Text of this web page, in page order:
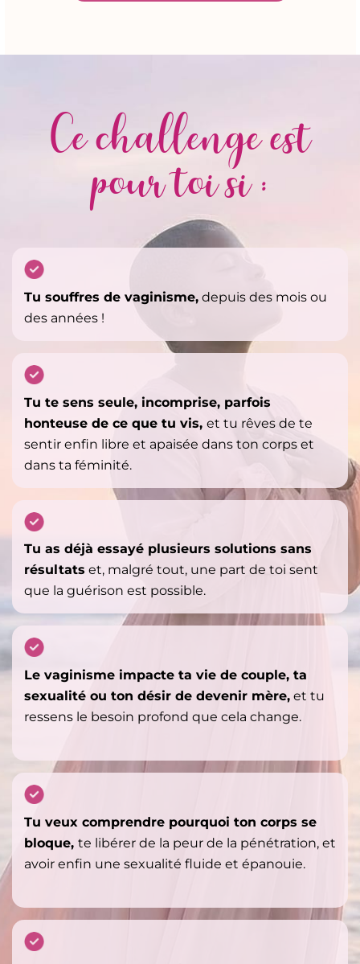
Ce challenge est
pour toi si :
Tu souffres de vaginisme, depuis des mois ou
des années !
Tu te sens seule, incomprise, parfois
honteuse de ce que tu vis, et tu rêves de te
sentir enfin libre et apaisée dans ton corps et
dans ta féminité.
Tu as déjà essayé plusieurs solutions sans
résultats et, malgré tout, une part de toi sent
que la guérison est possible.
Le vaginisme impacte ta vie de couple, ta
sexualité ou ton désir de devenir mère, et tu
ressens le besoin profond que cela change.
Tu veux comprendre pourquoi ton corps se
bloque, te libérer de la peur de la pénétration, et
avoir enfin une sexualité fluide et épanouie.